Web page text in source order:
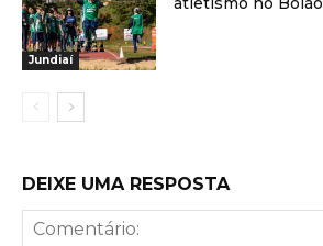
Jundiaí
DEIXE UMA RESPOSTA